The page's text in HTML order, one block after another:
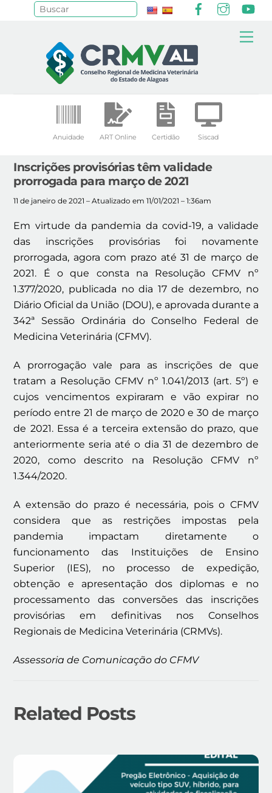
Anuidade ART Online Certidão Siscad
Inscrições provisórias têm validade
prorrogada para março de 2021
11 de janeiro de 2021 – Atualizado em 11/01/2021 – 1:36am
Em virtude da pandemia da covid-19, a validade
das inscrições provisórias foi novamente
prorrogada, agora com prazo até 31 de março de
2021. É o que consta na Resolução CFMV nº
1.377/2020, publicada no dia 17 de dezembro, no
Diário Oficial da União (DOU), e aprovada durante a
342ª Sessão Ordinária do Conselho Federal de
Medicina Veterinária (CFMV).
A prorrogação vale para as inscrições de que
tratam a Resolução CFMV nº 1.041/2013 (art. 5º) e
cujos vencimentos expiraram e vão expirar no
período entre 21 de março de 2020 e 30 de março
de 2021. Essa é a terceira extensão do prazo, que
anteriormente seria até o dia 31 de dezembro de
2020, como descrito na Resolução CFMV nº
1.344/2020.
A extensão do prazo é necessária, pois o CFMV
considera que as restrições impostas pela
pandemia impactam diretamente o
funcionamento das Instituições de Ensino
Superior (IES), no processo de expedição,
obtenção e apresentação dos diplomas e no
processamento das conversões das inscrições
provisórias em definitivas nos Conselhos
Regionais de Medicina Veterinária (CRMVs).
Assessoria de Comunicação do CFMV
Related Posts